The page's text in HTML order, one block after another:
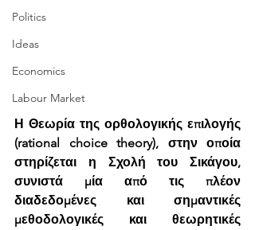
Politics
Ideas
Economics
Labour Market
Η Θεωρία της ορθολογικής επιλογής
(rational choice theory), στην οποία
στηρίζεται η Σχολή του Σικάγου,
συνιστά μία από τις πλέον
διαδεδομένες και σημαντικές
μεθοδολογικές και θεωρητικές